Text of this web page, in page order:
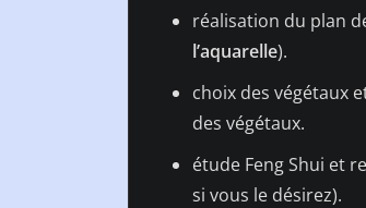
réalisation du plan
l’aquarelle).
choix des végétaux
des végétaux.
étude Feng Shui et
si vous le désirez).